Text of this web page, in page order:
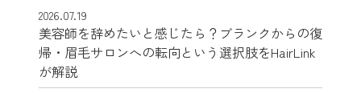
2026.07.19
美容師を辞めたいと感じたら？ブランクからの復
帰・眉毛サロンへの転向という選択肢をHairLink
が解説